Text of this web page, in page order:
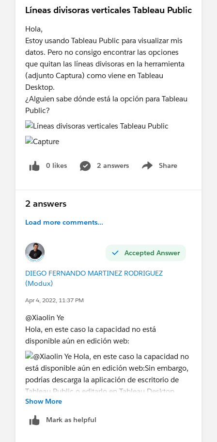
Líneas divisoras verticales Tableau Public
Hola,
Estoy usando Tableau Public para visualizar mis
datos. Pero no consigo encontrar las opciones
que quitan las líneas divisoras en la herramienta
(adjunto Captura) como viene en Tableau
Desktop.
¿Alguien sabe dónde está la opción para Tableau
Public?
0 likes 2 answers Share
Show menu
2 answers
Load more comments...
Accepted Answer
DIEGO FERNANDO MARTINEZ RODRIGUEZ
(Modux)
Apr 4, 2022, 11:37 PM
@Xiaolin Ye​
Hola, en este caso la capacidad no está
disponible aún en edición web:
Sin embargo, podrías descarga la aplicación de
escritorio de Tableau Public o editarlo en Tableau
Show More
Mark as helpful